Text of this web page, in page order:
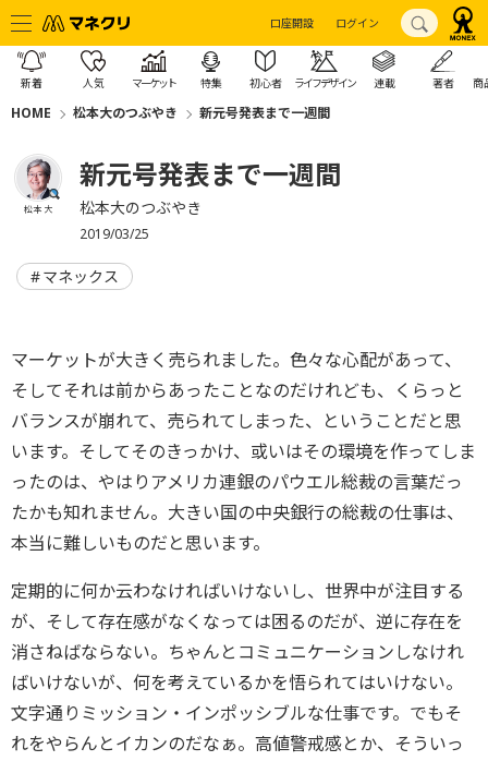
口座開設 ログイン
新着 人気 マーケット 特集 初心者 ライフデザイン 連載 著者 商
HOME 松本大のつぶやき 新元号発表まで一週間
松本 大
新元号発表まで一週間
松本大のつぶやき
2019/03/25
マネックス
マーケットが大きく売られました。色々な心配があって、
そしてそれは前からあったことなのだけれども、くらっと
バランスが崩れて、売られてしまった、ということだと思
います。そしてそのきっかけ、或いはその環境を作ってしま
ったのは、やはりアメリカ連銀のパウエル総裁の言葉だっ
たかも知れません。大きい国の中央銀行の総裁の仕事は、
本当に難しいものだと思います。
定期的に何か云わなければいけないし、世界中が注目する
が、そして存在感がなくなっては困るのだが、逆に存在を
消さねばならない。ちゃんとコミュニケーションしなけれ
ばいけないが、何を考えているかを悟られてはいけない。
文字通りミッション・インポッシブルな仕事です。でもそ
れをやらんとイカンのだなぁ。高値警戒感とか、そういっ